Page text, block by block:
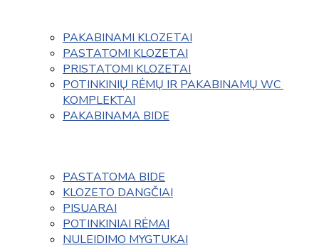
PAKABINAMI KLOZETAI
PASTATOMI KLOZETAI
PRISTATOMI KLOZETAI
POTINKINIŲ RĖMŲ IR PAKABINAMŲ WC
KOMPLEKTAI
PAKABINAMA BIDE
PASTATOMA BIDE
KLOZETO DANGČIAI
PISUARAI
POTINKINIAI RĖMAI
NULEIDIMO MYGTUKAI